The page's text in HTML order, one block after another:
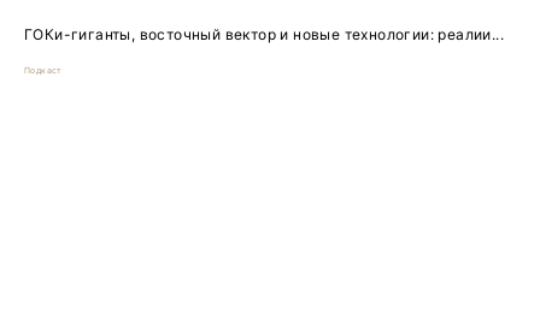
ГОКи-гиганты, восточный вектор и новые технологии: реалии...
Подкаст